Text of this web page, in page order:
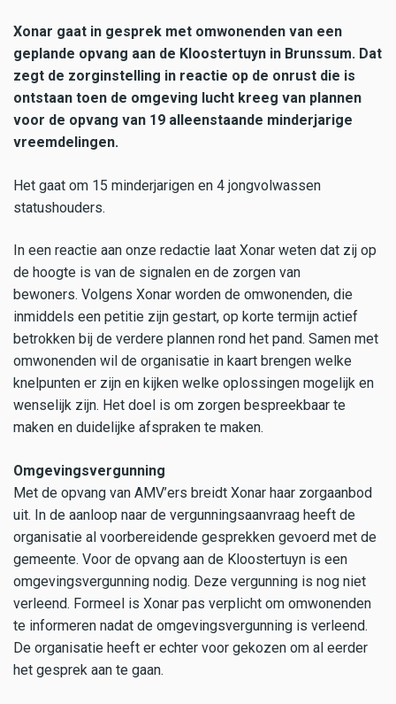
Xonar gaat in gesprek met omwonenden van een
geplande opvang aan de Kloostertuyn in Brunssum. Dat
zegt de zorginstelling in reactie op de onrust die is
ontstaan toen de omgeving lucht kreeg van plannen
voor de opvang van 19 alleenstaande minderjarige
vreemdelingen.
Het gaat om 15 minderjarigen en 4 jongvolwassen
statushouders.
In een reactie aan onze redactie laat Xonar weten dat zij op
de hoogte is van de signalen en de zorgen van
bewoners. Volgens Xonar worden de omwonenden, die
inmiddels een petitie zijn gestart, op korte termijn actief
betrokken bij de verdere plannen rond het pand. Samen met
omwonenden wil de organisatie in kaart brengen welke
knelpunten er zijn en kijken welke oplossingen mogelijk en
wenselijk zijn. Het doel is om zorgen bespreekbaar te
maken en duidelijke afspraken te maken.
Omgevingsvergunning
Met de opvang van AMV’ers breidt Xonar haar zorgaanbod
uit. In de aanloop naar de vergunningsaanvraag heeft de
organisatie al voorbereidende gesprekken gevoerd met de
gemeente. Voor de opvang aan de Kloostertuyn is een
omgevingsvergunning nodig. Deze vergunning is nog niet
verleend. Formeel is Xonar pas verplicht om omwonenden
te informeren nadat de omgevingsvergunning is verleend.
De organisatie heeft er echter voor gekozen om al eerder
het gesprek aan te gaan.